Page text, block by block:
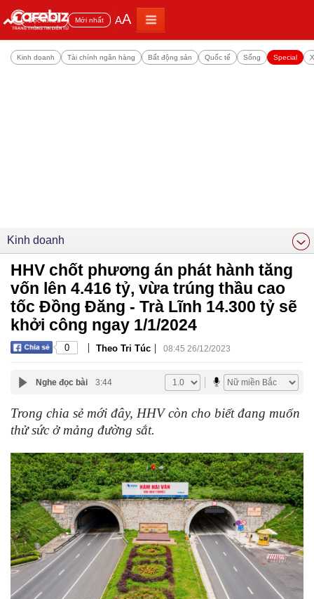
Đọc nhiều Mới nhất AA
Kinh doanh Tài chính ngân hàng Bất động sản Quốc tế Sống Special
Kinh doanh
HHV chốt phương án phát hành tăng
vốn lên 4.416 tỷ, vừa trúng thầu cao
tốc Đồng Đăng - Trà Lĩnh 14.300 tỷ sẽ
khởi công ngay 1/1/2024
0 | Theo Tri Túc | 08:45 26/12/2023
Nghe đọc bài 3:44
Trong chia sẻ mới đây, HHV còn cho biết đang muốn
thử sức ở mảng đường sắt.